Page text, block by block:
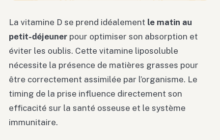
La vitamine D se prend idéalement le matin au
petit-déjeuner pour optimiser son absorption et
éviter les oublis. Cette vitamine liposoluble
nécessite la présence de matières grasses pour
être correctement assimilée par l’organisme. Le
timing de la prise influence directement son
efficacité sur la santé osseuse et le système
immunitaire.